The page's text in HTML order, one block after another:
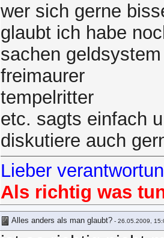
wer sich gerne
glaubt ich habe
sachen
freimaurer
tempelritter
etc. sagts einfach
diskutiere auch
Lieber
Als richtig was
Alles anders als man glaubt? - 26.05.2009,